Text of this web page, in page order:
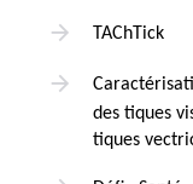
TAChTick
des tiques
tiques